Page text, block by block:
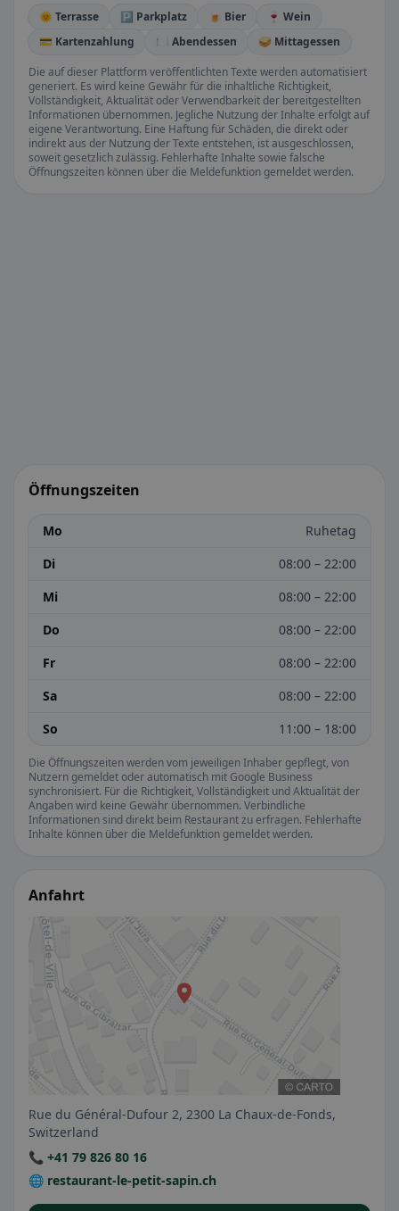
🌞 Terrasse 🅿️ Parkplatz 🍺 Bier
🍷 Wein
💳 Kartenzahlung
🍽️ Abendessen
🥪 Mittagessen
Die auf dieser Plattform veröffentlichten Texte werden automatisiert
generiert. Es wird keine Gewähr für die inhaltliche Richtigkeit,
Vollständigkeit, Aktualität oder Verwendbarkeit der bereitgestellten
Informationen übernommen. Jegliche Nutzung der Inhalte erfolgt auf
eigene Verantwortung. Eine Haftung für Schäden, die direkt oder
indirekt aus der Nutzung der Texte entstehen, ist ausgeschlossen,
soweit gesetzlich zulässig. Fehlerhafte Inhalte sowie falsche
Öffnungszeiten können über die Meldefunktion gemeldet werden.
Öffnungszeiten
Mo
Ruhetag
Di
08:00 – 22:00
Mi
08:00 – 22:00
Do
08:00 – 22:00
Fr
08:00 – 22:00
Sa
08:00 – 22:00
So
11:00 – 18:00
Die Öffnungszeiten werden vom jeweiligen Inhaber gepflegt, von
Nutzern gemeldet oder automatisch mit Google Business
synchronisiert. Für die Richtigkeit, Vollständigkeit und Aktualität der
Angaben wird keine Gewähr übernommen. Verbindliche
Informationen sind direkt beim Restaurant zu erfragen. Fehlerhafte
Inhalte können über die Meldefunktion gemeldet werden.
Anfahrt
Rue du Général-Dufour 2, 2300 La Chaux-de-Fonds,
Switzerland
📞 +41 79 826 80 16
🌐 restaurant-le-petit-sapin.ch